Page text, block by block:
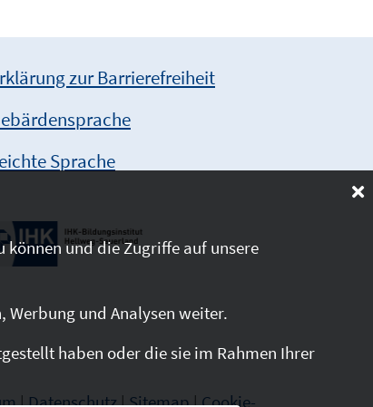
zur Barrierefreiheit
Sprache
|Datenschutz|Sitemap|Cookie-
können und die Zugriffe auf unsere
und Analysen weiter.
haben oder die sie im Rahmen Ihrer